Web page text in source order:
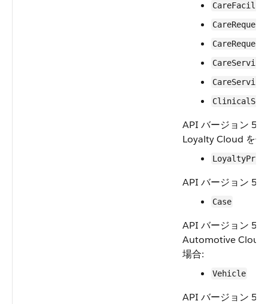
CareRequest
API バージョン
Loyalty Cloud を使
API バージョン
Case
API バージョン
Automotive Cloud
場合:
Vehicle
API バージョン